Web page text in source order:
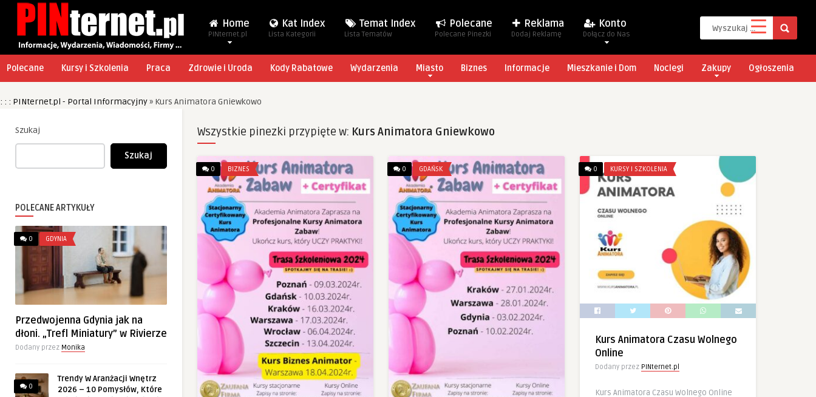
Home
PINternet.pl
Kat Index
Lista Kategorii
Temat Index
Lista Tematów
Polecane
Polecane Pinezki
Reklama
Dodaj Reklamę
Konto
Dołącz do Nas
Polecane Kursy i Szkolenia Praca Zdrowie i Uroda Kody Rabatowe Wydarzenia Miasto Biznes Informacje Mieszkanie i Dom Noclegi Zakupy Ogłoszenia
: : : PINternet.pl - Portal Informacyjny» Kurs Animatora Gniewkowo
Szukaj
Szukaj
POLECANE ARTYKUŁY
0 GDYNIA
Przedwojenna Gdynia jak na
dłoni. „Trefl Miniatury” w Rivierze
Dodany przez Monika
0
Trendy W Aranżacji Wnętrz
2026 – 10 Pomysłów, Które
Wszystkie pinezki przypięte w: Kurs Animatora Gniewkowo
0 BIZNES 0 GDAŃSK 0 KURSY I SZKOLENIA
Kurs Animatora Czasu Wolnego
Online
Dodany przez PINternet.pl
Kurs Animatora Czasu Wolnego Online